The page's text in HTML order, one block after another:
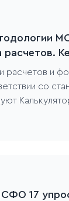
расчетов.
расчетов и
со
17